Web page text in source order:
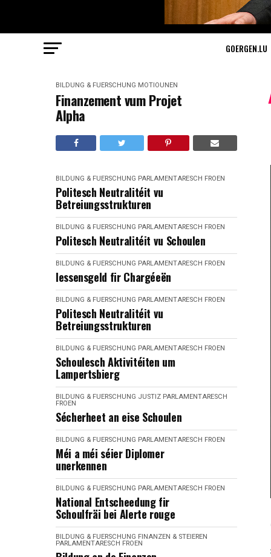
GOERGEN.LU
BILDUNG & FUERSCHUNG MOTIOUNEN
Finanzement vum Projet
Alpha
BILDUNG & FUERSCHUNG PARLAMENTARESCH FROEN
Politesch Neutralitéit vu
Betreiungsstrukturen
BILDUNG & FUERSCHUNG PARLAMENTARESCH FROEN
Politesch Neutralitéit vu Schoulen
BILDUNG & FUERSCHUNG PARLAMENTARESCH FROEN
Iessensgeld fir Chargéeën
BILDUNG & FUERSCHUNG PARLAMENTARESCH FROEN
Politesch Neutralitéit vu
Betreiungsstrukturen
BILDUNG & FUERSCHUNG PARLAMENTARESCH FROEN
Schoulesch Aktivitéiten um
Lampertsbierg
BILDUNG & FUERSCHUNG JUSTIZ PARLAMENTARESCH
FROEN
Sécherheet an eise Schoulen
BILDUNG & FUERSCHUNG PARLAMENTARESCH FROEN
Méi a méi séier Diplomer
unerkennen
BILDUNG & FUERSCHUNG PARLAMENTARESCH FROEN
National Entscheedung fir
Schoulfräi bei Alerte rouge
BILDUNG & FUERSCHUNG FINANZEN & STEIEREN
PARLAMENTARESCH FROEN